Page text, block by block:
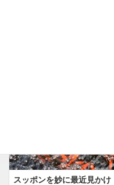
スッポンを妙に最近見かけ